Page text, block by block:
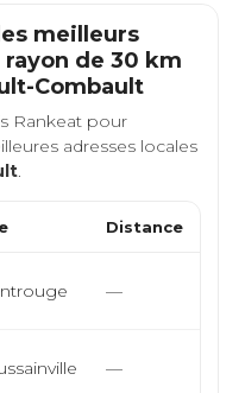
meilleurs
de 30 km
Combault
Rankeat pour
adresses locales
.
Distance
—
—